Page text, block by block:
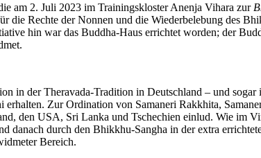
am 2. Juli 2023 im Trainingskloster Anenja Vihara zur
die Rechte der Nonnen und die Wiederbelebung des
hin war das Buddha-Haus errichtet worden; der
in der Theravada-Tradition in Deutschland – und
erhalten. Zur Ordination von Samaneri Rakkhita,
den USA, Sri Lanka und Tschechien einlud. Wie im
danach durch den Bhikkhu-Sangha in der extra
Bereich.